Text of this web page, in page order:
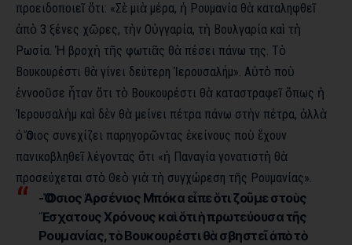
προειδοποιεῖ ὅτι: «Σὲ μιὰ μέρα, ἡ Ρουμανία θὰ καταληφθεῖ
ἀπὸ 3 ξένες χῶρες, τὴν Οὑγγαρία, τὴ Βουλγαρία καὶ τὴ
Ρωσία. Ἡ βροχὴ τῆς φωτιᾶς θὰ πέσει πάνω της. Τὸ
Βουκουρέστι θὰ γίνει δεύτερη Ἱερουσαλήμ». Αὐτὸ ποὺ
ἐννοοῦσε ἦταν ὅτι τὸ Βουκουρέστι θὰ καταστραφεῖ ὅπως ἡ
Ἱερουσαλὴμ καὶ δὲν θὰ μείνει πέτρα πάνω στὴν πέτρα, ἀλλὰ
ὁ Ὅσιος συνεχίζει παρηγορῶντας ἐκείνους ποὺ ἔχουν
πανικοβληθεῖ λέγοντας ὅτι «ἡ Παναγία γονατιστὴ θὰ
προσεύχεται στὸ Θεὸ γιὰ τὴ συγχώρεση τῆς Ρουμανίας».
-Ὁ Ὅσιος Ἀρσένιος Μπόκα εἶπε ὅτι ζοῦμε στοὺς
Ἔσχατους Χρόνους καὶ ὅτι ἡ πρωτεύουσα τῆς
Ρουμανίας, τὸ Βουκουρέστι θὰ σβηστεῖ ἀπὸ τὸ